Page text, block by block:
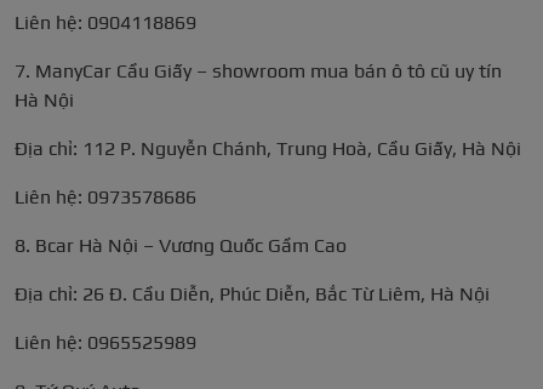
Liên hệ: 0904118869
7. ManyCar Cầu Giấy – showroom mua bán ô tô cũ uy tín
Hà Nội
Địa chỉ: 112 P. Nguyễn Chánh, Trung Hoà, Cầu Giấy, Hà Nội
Liên hệ: 0973578686
8. Bcar Hà Nội – Vương Quốc Gầm Cao
Địa chỉ: 26 Đ. Cầu Diễn, Phúc Diễn, Bắc Từ Liêm, Hà Nội
Liên hệ: 0965525989